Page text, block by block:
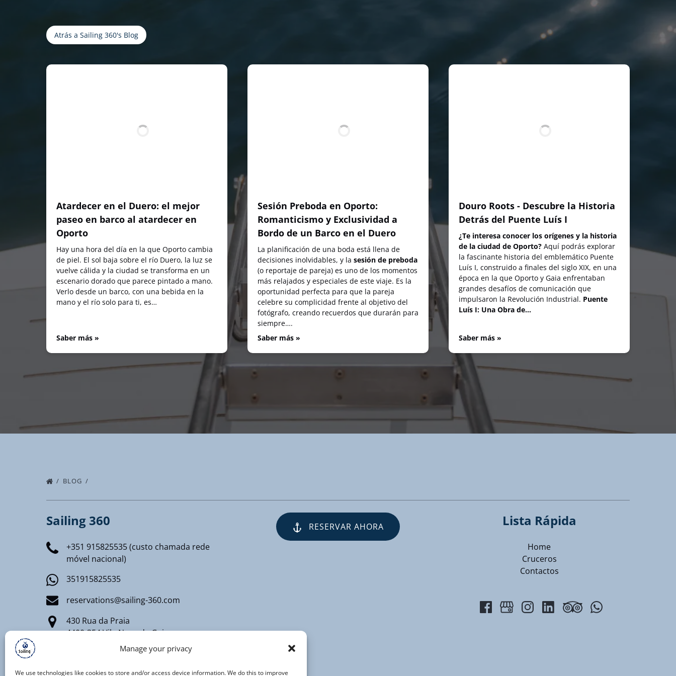
Manage your privacy
We use technologies like cookies to store and/or access device information. We do this to improve
Atrás a Sailing 360's Blog
Atardecer en el Duero: el mejor
paseo en barco al atardecer en
Oporto
Hay una hora del día en la que Oporto cambia
de piel. El sol baja sobre el río Duero, la luz se
vuelve cálida y la ciudad se transforma en un
escenario dorado que parece pintado a mano.
Verlo desde un barco, con una bebida en la
mano y el río solo para ti, es…
Saber más »
Sesión Preboda en Oporto:
Romanticismo y Exclusividad a
Bordo de un Barco en el Duero
La planificación de una boda está llena de
decisiones inolvidables, y la sesión de preboda
(o reportaje de pareja) es uno de los momentos
más relajados y especiales de este viaje. Es la
oportunidad perfecta para que la pareja
celebre su complicidad frente al objetivo del
fotógrafo, creando recuerdos que durarán para
siempre….
Saber más »
Douro Roots - Descubre la Historia
Detrás del Puente Luís I
¿Te interesa conocer los orígenes y la historia
de la ciudad de Oporto? Aquí podrás explorar
la fascinante historia del emblemático Puente
Luís I, construido a finales del siglo XIX, en una
época en la que Oporto y Gaia enfrentaban
grandes desafíos de comunicación que
impulsaron la Revolución Industrial. Puente
Luís I: Una Obra de…
Saber más »
BLOG
Sailing 360
+351 915825535 (custo chamada rede
móvel nacional)
351915825535
reservations@sailing-360.com
430 Rua da Praia
4400-354 Vila Nova de Gaia
Registro Nacional de Turismo
RNT AAT 91/2020
RESERVAR AHORA Lista Rápida
Home
Cruceros
Contactos